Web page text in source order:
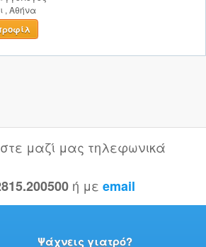
, Αθήνα
μαζί μας τηλεφωνικά
ή με email
Ψάχνεις γιατρό?